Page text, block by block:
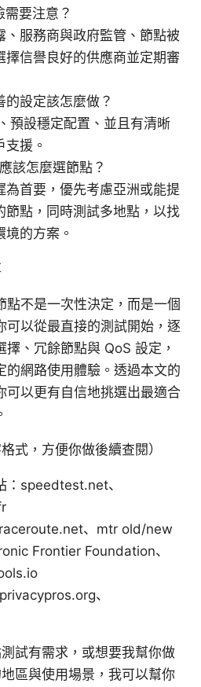
要注意？
、服務商與政府監管、節點被
擇信譽良好的供應商並定期審
設定該怎麼做？
預設穩定配置、並且有清晰
援。
該怎麼選節點？
為首要，優先考慮亞洲或能提
節點，同時測試多地點，以找
的方案。
點不是一次性決定，而是一個
可以從最直接的測試開始，逐
擇、冗餘節點與 QoS 設定，
的網路使用體驗。透過本文的
可以更有自信地挑選出最適合
式，方便你做後續查閱）
：speedtest.net、
、mtr old/new
Frontier Foundation、
、
試有需求，或想要我幫你做
區與使用場景，我可以幫你